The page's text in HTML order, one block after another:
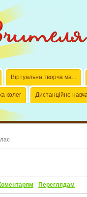
Віртуальна творча ма...
колег Дистанційне
· Переглядам